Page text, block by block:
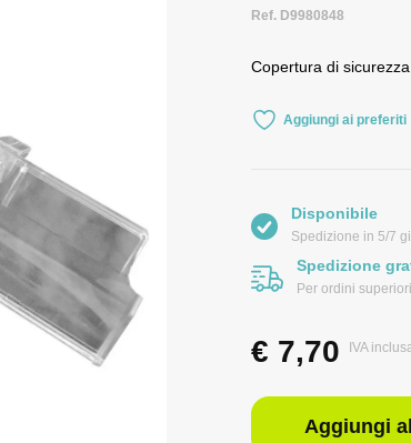
Ref. D9980848
Copertura di
Aggiungi ai preferiti
Disponibile
Spedizione in 5/7
Spedizione
Per ordini
€ 7,70 IVA
Aggiungi